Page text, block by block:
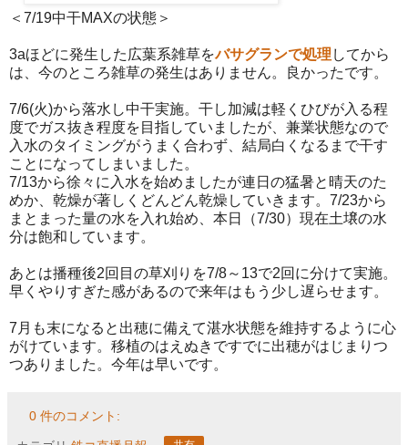
＜7/19中干MAXの状態＞
3aほどに発生した広葉系雑草をバサグランで処理 してから
は、今のところ雑草の発生はありません。良かったです。
7/6(火)から落水し中干実施。干し加減は軽くひびが入る程
度でガス抜き程度を目指していましたが、兼業状態なので
入水のタイミングがうまく合わず、結局白くなるまで干す
ことになってしまいました。
7/13から徐々に入水を始めましたが連日の猛暑と晴天のた
めか、乾燥が著しくどんどん乾燥していきます。7/23から
まとまった量の水を入れ始め、本日（7/30）現在土壌の水
分は飽和しています。
あとは播種後2回目の草刈りを7/8～13で2回に分けて実施。
早くやりすぎた感があるので来年はもう少し遅らせます。
7月も末になると出穂に備えて湛水状態を維持するように心
がけています。移植のはえぬきですでに出穂がはじまりつ
つありました。今年は早いです。
0 件のコメント: